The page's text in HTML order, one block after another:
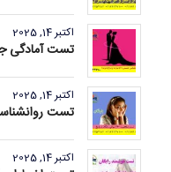
اکتبر 14, 2025
تست آمادگی
اکتبر 14, 2025
تست روانشناسی 210 سوالی | با پاسخ
اکتبر 14, 2025